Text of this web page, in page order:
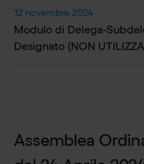
12 novembre 2024
Modulo di Delega-
Designato (NON
Assemblea